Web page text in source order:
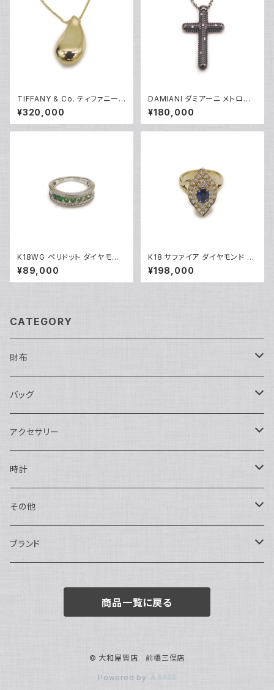
TIFFANY & Co. ティファニー
K18 エルサペレッティ ドロップ
ペンダント ネックレス 18金 ア
ズキチェーン Y05240
¥320,000
DAMIANI ダミアーニ メトロポ
リタンドリーム 6Pダイヤモンド
ネックレス K18WG 18金 アズ
キチェーン Y05255
¥180,000
K18WG ペリドット ダイヤモンド
デザインリング 18金 ホワイトゴ
ールド 指輪 12号 Y05244
¥89,000
K18 サファイア ダイヤモンド デ
ザインリング 18金 指輪 12号 Y
05246
¥198,000
CATEGORY
財布
長財布
二つ折り
バッグ
ショルダーバッグ・ボディバッグ
ハンドバッグ・ポーチ
トートバッグ
バックパック・リュックサック
ボストンバッグ
アクセサリー
ネックレス
指輪
ピアス・イヤリング
チャーム・キーホルダー
時計
アナログ・機械式
アナログ・クォーツ
その他
ペン・万年筆
ブランド
BOTTEGA VENETA
商品一覧に戻る
© 大和屋質店 前橋三俣店
Powered by